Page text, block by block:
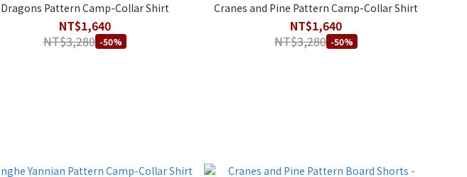
Dragons Pattern Camp-Collar Shirt
NT$1,640
NT$3,280 -50%
Cranes and Pine Pattern Camp-Collar Shirt
NT$1,640
NT$3,280 -50%